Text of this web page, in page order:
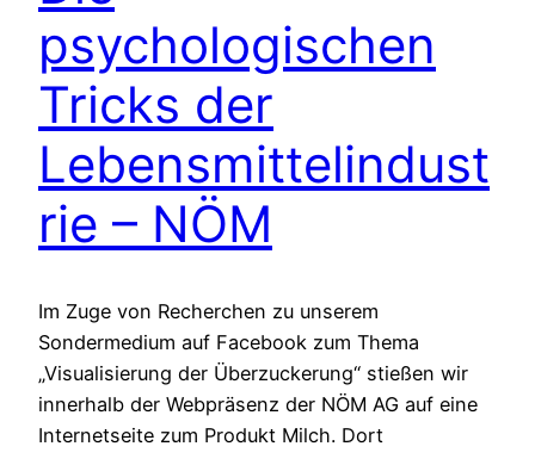
psychologischen
Tricks der
Lebensmittelindust
rie – NÖM
Im Zuge von Recherchen zu unserem
Sondermedium auf Facebook zum Thema
„Visualisierung der Überzuckerung“ stießen wir
innerhalb der Webpräsenz der NÖM AG auf eine
Internetseite zum Produkt Milch. Dort